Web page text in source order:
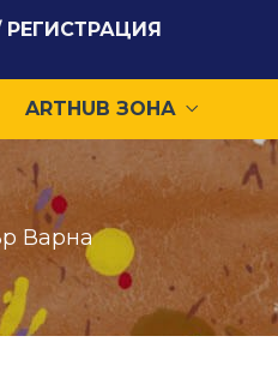
ARTHUB ЗОНА
Варна